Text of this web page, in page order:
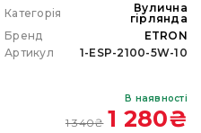
Категорія
Вулична
гірлянда
Бренд
ETRON
Артикул
1-ESP-2100-5W-10
В наявності
1 340₴ 1 280₴